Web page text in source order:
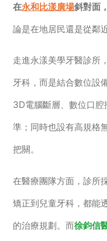
在永和比漾廣場斜對面
論是在地居民還是從鄰
走進永漾美學牙醫診所
牙科，而是結合數位設
3D電腦斷層、數位口
準；同時也設有高規格
把關。
在醫療團隊方面，診所
矯正到兒童牙科，都能
的治療規劃。而徐鈞信